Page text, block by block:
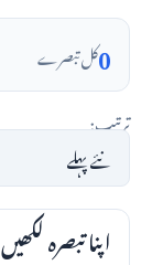
0کل تبصرے
ترتیب:
اپنا تبصرہ لکھیں